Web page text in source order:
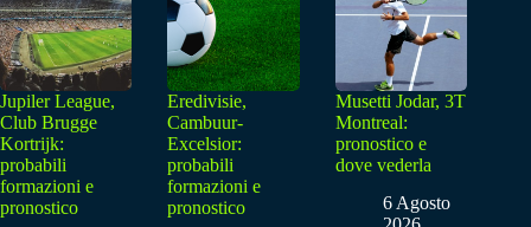
Jupiler League,
Club Brugge
Kortrijk:
probabili
formazioni e
pronostico
Eredivisie,
Cambuur-
Excelsior:
probabili
formazioni e
pronostico
Musetti Jodar, 3T
Montreal:
pronostico e
dove vederla
6 Agosto